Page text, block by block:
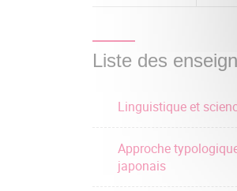
Liste des
Linguistique et
Approche
japonais